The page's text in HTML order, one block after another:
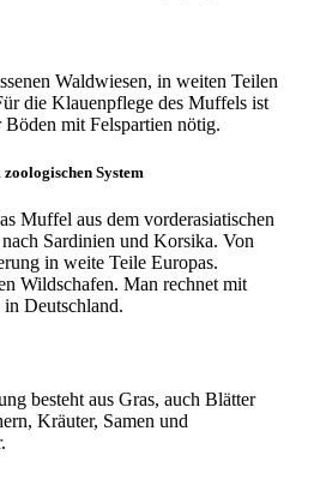
Waldwiesen, in weiten Teilen
die Klauenpflege des Muffels ist
Böden mit Felspartien nötig.
System
Muffel aus dem vorderasiatischen
Sardinien und Korsika. Von
in weite Teile Europas.
Wildschafen. Man rechnet mit
Deutschland.
besteht aus Gras, auch Blätter
Kräuter, Samen und